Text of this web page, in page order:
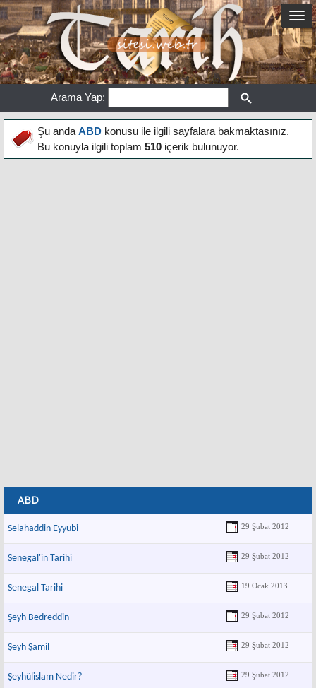
Arama Yap:
Şu andaABD konusu ile ilgili sayfalara bakmaktasınız.
Bu konuyla ilgili toplam 510 içerik bulunuyor.
ABD
Selahaddin Eyyubi 29 Şubat 2012
Senegal'in Tarihi 29 Şubat 2012
Senegal Tarihi 19 Ocak 2013
Şeyh Bedreddin 29 Şubat 2012
Şeyh Şamil 29 Şubat 2012
Şeyhülislam Nedir? 29 Şubat 2012